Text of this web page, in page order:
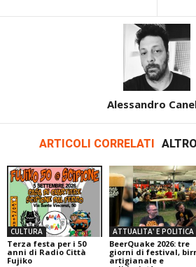
Alessandro
ARTICOLI CORRELATI
CULTURA
Terza festa per i 50
anni di Radio Città
Fujiko
ATTUALITA' E POLITICA
BeerQuake 2026: tre
giorni di festival,
artigianale e